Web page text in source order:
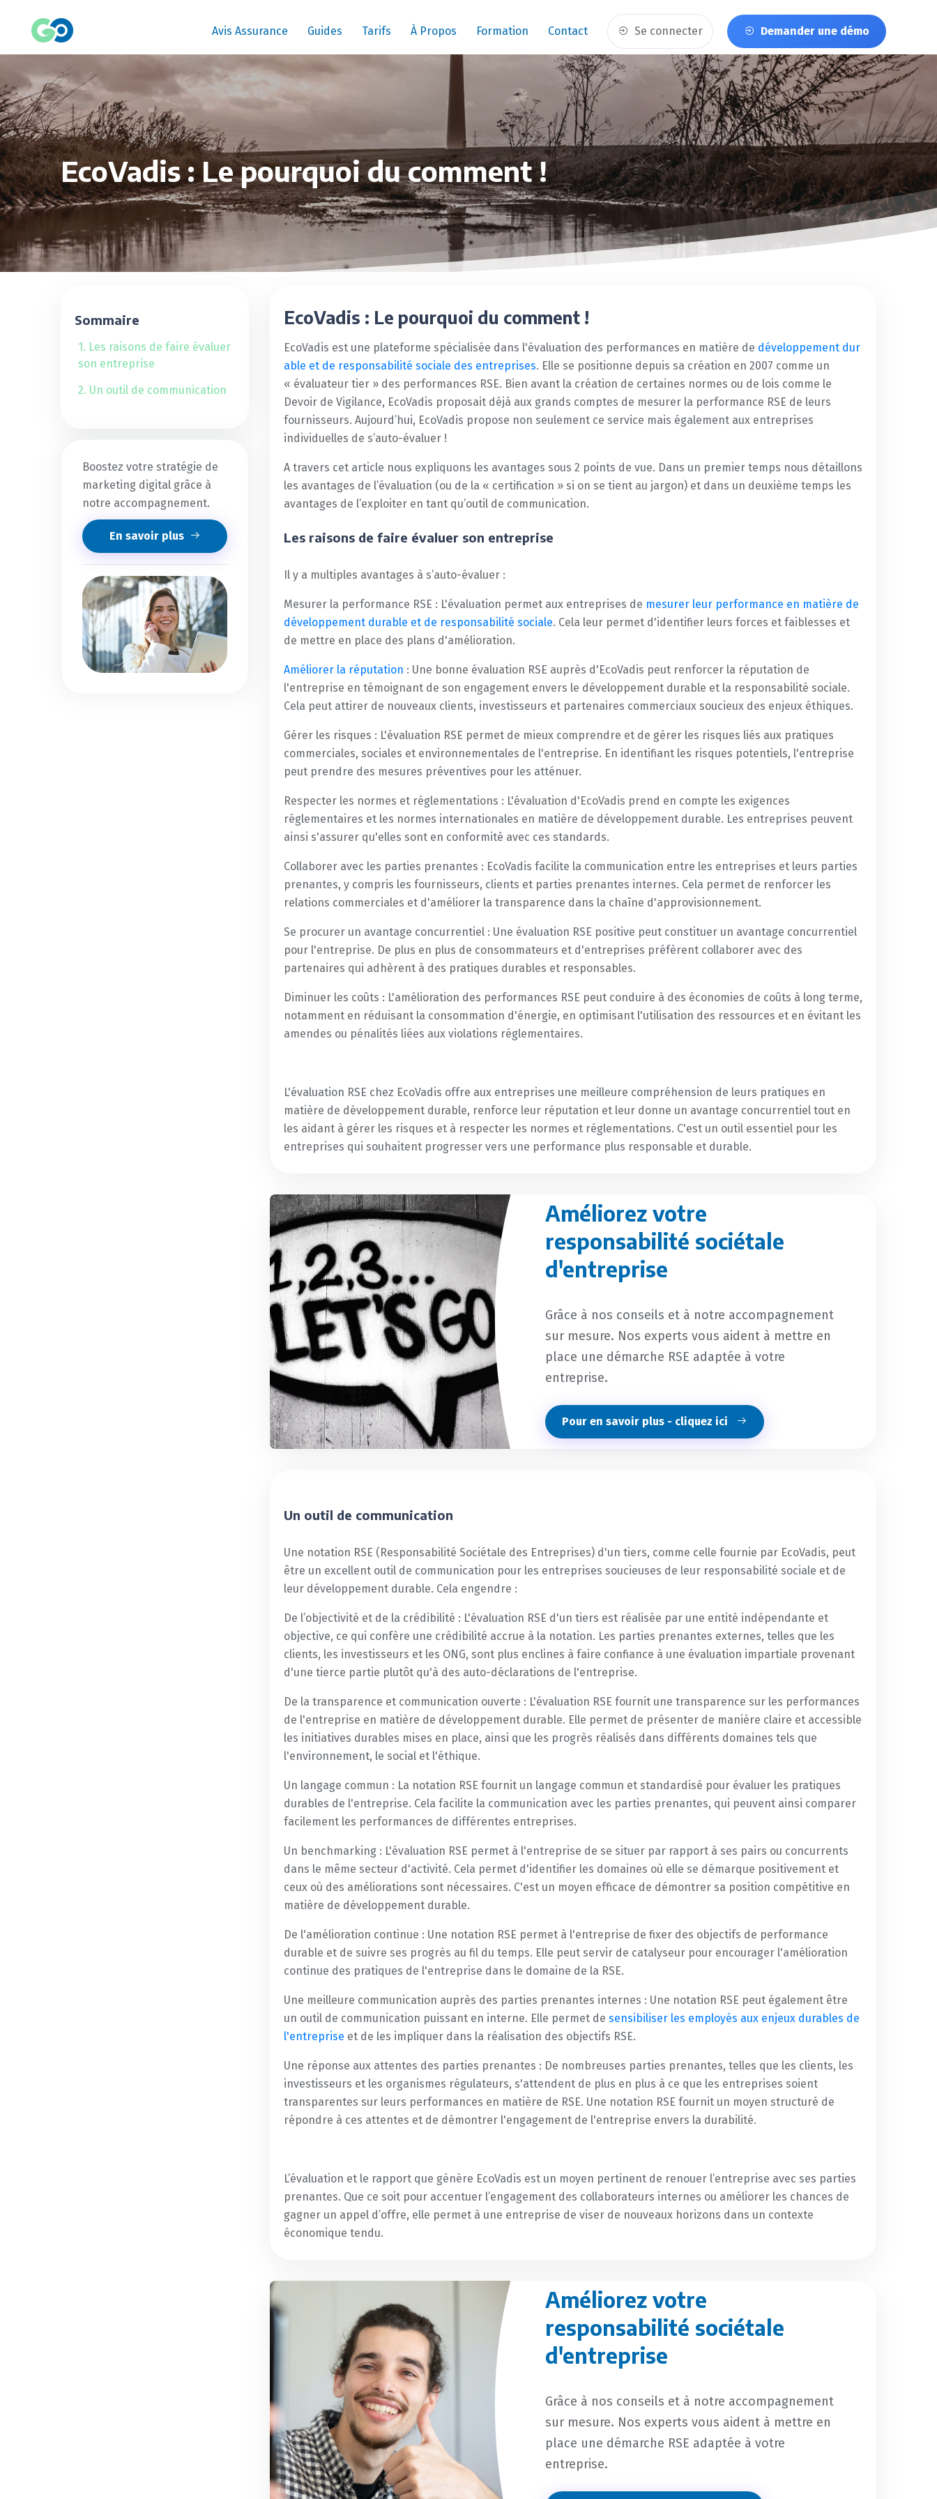
Avis Assurance Guides Tarifs À Propos Formation Contact Se connecter Demander une démo
EcoVadis : Le pourquoi du comment !
Sommaire
1. Les raisons de faire évaluer
son entreprise
2. Un outil de communication
Boostez votre stratégie de
marketing digital grâce à
notre accompagnement.
En savoir plus
EcoVadis : Le pourquoi du comment !
EcoVadis est une plateforme spécialisée dans l'évaluation des performances en matière de développement dur
able et de responsabilité sociale des entreprises. Elle se positionne depuis sa création en 2007 comme un
« évaluateur tier » des performances RSE. Bien avant la création de certaines normes ou de lois comme le
Devoir de Vigilance, EcoVadis proposait déjà aux grands comptes de mesurer la performance RSE de leurs
fournisseurs. Aujourd’hui, EcoVadis propose non seulement ce service mais également aux entreprises
individuelles de s’auto-évaluer !
A travers cet article nous expliquons les avantages sous 2 points de vue. Dans un premier temps nous détaillons
les avantages de l’évaluation (ou de la « certification » si on se tient au jargon) et dans un deuxième temps les
avantages de l’exploiter en tant qu’outil de communication.
Les raisons de faire évaluer son entreprise
Il y a multiples avantages à s’auto-évaluer :
Mesurer la performance RSE : L'évaluation permet aux entreprises de mesurer leur performance en matière de
développement durable et de responsabilité sociale. Cela leur permet d'identifier leurs forces et faiblesses et
de mettre en place des plans d'amélioration.
Améliorer la réputation : Une bonne évaluation RSE auprès d'EcoVadis peut renforcer la réputation de
l'entreprise en témoignant de son engagement envers le développement durable et la responsabilité sociale.
Cela peut attirer de nouveaux clients, investisseurs et partenaires commerciaux soucieux des enjeux éthiques.
Gérer les risques : L'évaluation RSE permet de mieux comprendre et de gérer les risques liés aux pratiques
commerciales, sociales et environnementales de l'entreprise. En identifiant les risques potentiels, l'entreprise
peut prendre des mesures préventives pour les atténuer.
Respecter les normes et réglementations : L'évaluation d'EcoVadis prend en compte les exigences
réglementaires et les normes internationales en matière de développement durable. Les entreprises peuvent
ainsi s'assurer qu'elles sont en conformité avec ces standards.
Collaborer avec les parties prenantes : EcoVadis facilite la communication entre les entreprises et leurs parties
prenantes, y compris les fournisseurs, clients et parties prenantes internes. Cela permet de renforcer les
relations commerciales et d'améliorer la transparence dans la chaîne d'approvisionnement.
Se procurer un avantage concurrentiel : Une évaluation RSE positive peut constituer un avantage concurrentiel
pour l'entreprise. De plus en plus de consommateurs et d'entreprises préfèrent collaborer avec des
partenaires qui adhèrent à des pratiques durables et responsables.
Diminuer les coûts : L'amélioration des performances RSE peut conduire à des économies de coûts à long terme,
notamment en réduisant la consommation d'énergie, en optimisant l'utilisation des ressources et en évitant les
amendes ou pénalités liées aux violations réglementaires.
L'évaluation RSE chez EcoVadis offre aux entreprises une meilleure compréhension de leurs pratiques en
matière de développement durable, renforce leur réputation et leur donne un avantage concurrentiel tout en
les aidant à gérer les risques et à respecter les normes et réglementations. C'est un outil essentiel pour les
entreprises qui souhaitent progresser vers une performance plus responsable et durable.
Améliorez votre
responsabilité sociétale
d'entreprise
Grâce à nos conseils et à notre accompagnement
sur mesure. Nos experts vous aident à mettre en
place une démarche RSE adaptée à votre
entreprise.
Pour en savoir plus - cliquez ici
Un outil de communication
Une notation RSE (Responsabilité Sociétale des Entreprises) d'un tiers, comme celle fournie par EcoVadis, peut
être un excellent outil de communication pour les entreprises soucieuses de leur responsabilité sociale et de
leur développement durable. Cela engendre :
De l’objectivité et de la crédibilité : L'évaluation RSE d'un tiers est réalisée par une entité indépendante et
objective, ce qui confère une crédibilité accrue à la notation. Les parties prenantes externes, telles que les
clients, les investisseurs et les ONG, sont plus enclines à faire confiance à une évaluation impartiale provenant
d'une tierce partie plutôt qu'à des auto-déclarations de l'entreprise.
De la transparence et communication ouverte : L'évaluation RSE fournit une transparence sur les performances
de l'entreprise en matière de développement durable. Elle permet de présenter de manière claire et accessible
les initiatives durables mises en place, ainsi que les progrès réalisés dans différents domaines tels que
l'environnement, le social et l'éthique.
Un langage commun : La notation RSE fournit un langage commun et standardisé pour évaluer les pratiques
durables de l'entreprise. Cela facilite la communication avec les parties prenantes, qui peuvent ainsi comparer
facilement les performances de différentes entreprises.
Un benchmarking : L'évaluation RSE permet à l'entreprise de se situer par rapport à ses pairs ou concurrents
dans le même secteur d'activité. Cela permet d'identifier les domaines où elle se démarque positivement et
ceux où des améliorations sont nécessaires. C'est un moyen efficace de démontrer sa position compétitive en
matière de développement durable.
De l'amélioration continue : Une notation RSE permet à l'entreprise de fixer des objectifs de performance
durable et de suivre ses progrès au fil du temps. Elle peut servir de catalyseur pour encourager l'amélioration
continue des pratiques de l'entreprise dans le domaine de la RSE.
Une meilleure communication auprès des parties prenantes internes : Une notation RSE peut également être
un outil de communication puissant en interne. Elle permet de sensibiliser les employés aux enjeux durables de
l'entreprise et de les impliquer dans la réalisation des objectifs RSE.
Une réponse aux attentes des parties prenantes : De nombreuses parties prenantes, telles que les clients, les
investisseurs et les organismes régulateurs, s'attendent de plus en plus à ce que les entreprises soient
transparentes sur leurs performances en matière de RSE. Une notation RSE fournit un moyen structuré de
répondre à ces attentes et de démontrer l'engagement de l'entreprise envers la durabilité.
L’évaluation et le rapport que génère EcoVadis est un moyen pertinent de renouer l’entreprise avec ses parties
prenantes. Que ce soit pour accentuer l’engagement des collaborateurs internes ou améliorer les chances de
gagner un appel d’offre, elle permet à une entreprise de viser de nouveaux horizons dans un contexte
économique tendu.
Améliorez votre
responsabilité sociétale
d'entreprise
Grâce à nos conseils et à notre accompagnement
sur mesure. Nos experts vous aident à mettre en
place une démarche RSE adaptée à votre
entreprise.